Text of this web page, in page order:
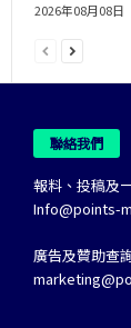
2026年08月08日
聯絡我們
報料、投稿及
Info@points-
廣告及贊助查